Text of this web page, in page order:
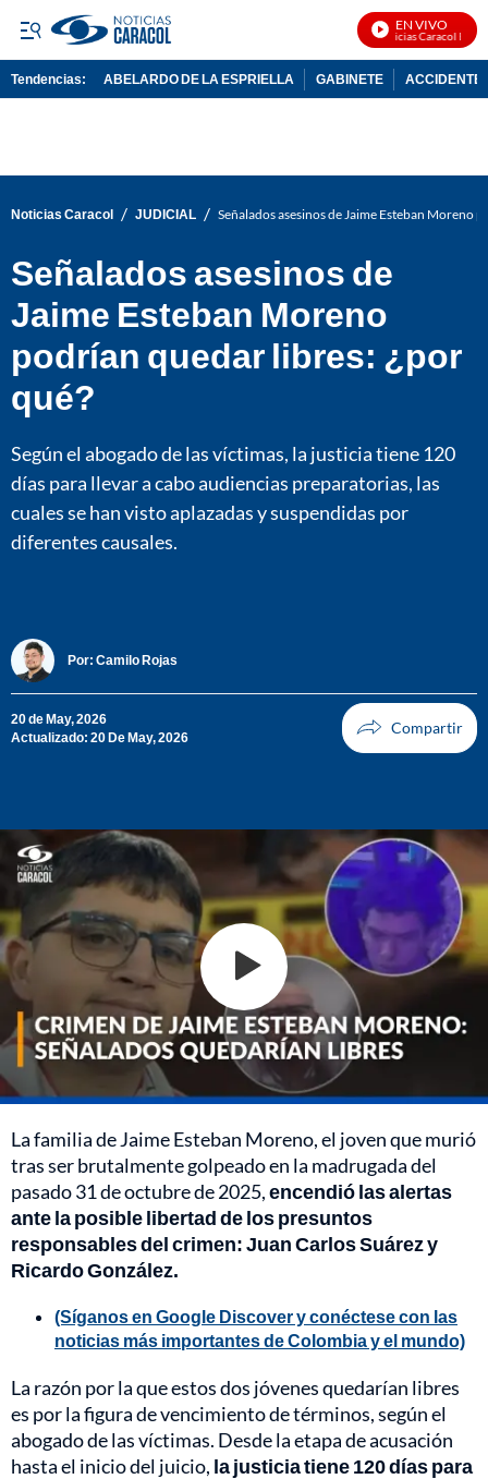
EN VIVO
Noticias Caracol En
Tendencias: ABELARDO DE LA ESPRIELLA GABINETE ACCIDENTE
Noticias Caracol / JUDICIAL / Señalados asesinos de Jaime Esteban Moreno
Señalados asesinos de
Jaime Esteban Moreno
podrían quedar libres: ¿por
qué?
Según el abogado de las víctimas, la justicia tiene 120
días para llevar a cabo audiencias preparatorias, las
cuales se han visto aplazadas y suspendidas por
diferentes causales.
Por: Camilo Rojas
20 de May, 2026
Actualizado: 20 De May, 2026
La familia de Jaime Esteban Moreno, el joven que murió
tras ser brutalmente golpeado en la madrugada del
pasado 31 de octubre de 2025,encendió las alertas
ante la posible libertad de los presuntos
responsables del crimen: Juan Carlos Suárez y
Ricardo González.
(Síganos en Google Discover y conéctese con las
noticias más importantes de Colombia y el mundo)
La razón por la que estos dos jóvenes quedarían libres
es por la figura de vencimiento de términos, según el
abogado de las víctimas. Desde la etapa de acusación
hasta el inicio del juicio, la justicia tiene 120 días para